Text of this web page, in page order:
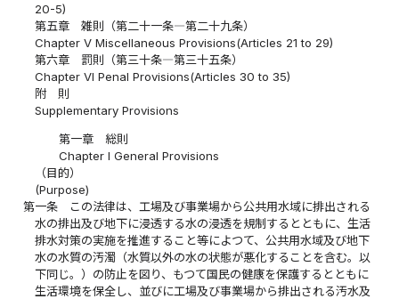
20-5)
第五章 雑則（第二十一条―第二十九条）
Chapter V Miscellaneous Provisions(Articles 21 to 29)
第六章 罰則（第三十条―第三十五条）
Chapter VI Penal Provisions(Articles 30 to 35)
附 則
Supplementary Provisions
第一章 総則
Chapter I General Provisions
（目的）
(Purpose)
第一条
この法律は、工場及び事業場から公共用水域に排出される
水の排出及び地下に浸透する水の浸透を規制するとともに、生活
排水対策の実施を推進すること等によつて、公共用水域及び地下
水の水質の汚濁（水質以外の水の状態が悪化することを含む。以
下同じ。）の防止を図り、もつて国民の健康を保護するとともに
生活環境を保全し、並びに工場及び事業場から排出される汚水及